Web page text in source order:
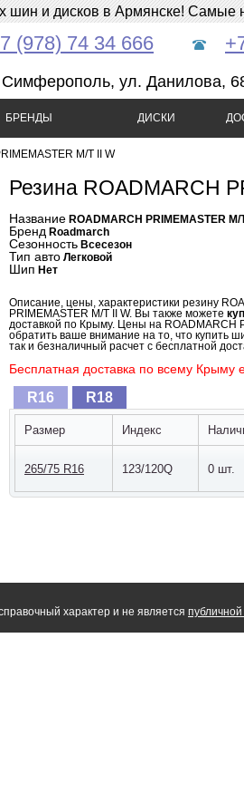
и дисков в Армянске! Самые
(978) 74 34 666
Симферополь, ул. Данилова,
БРЕНДЫ ДИСКИ
M/T II W
Резина ROADMARCH
Название ROADMARCH PRIMEMASTER M/
Бренд Roadmarch
Сезонность Всесезон
Тип авто Легковой
Шип Нет
Описание, цены, характеристики резину
PRIMEMASTER M/T II W. Вы также можете
доставкой по Крыму. Цены на ROADMARCH
обратить ваше внимание на то, что купить
так и безналичный расчет с бесплатной
Бесплатная доставка по всему Крыму
R16 R18
Размер Индекс
265/75 R16 123/120Q 0 шт.
характер и не является